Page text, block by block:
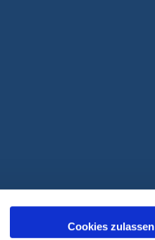
Cookies zulassen